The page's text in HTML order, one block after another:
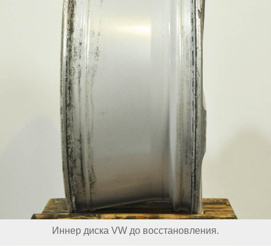
Иннер диска VW до восстановления.